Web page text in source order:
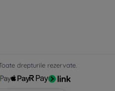
drepturile rezervate.